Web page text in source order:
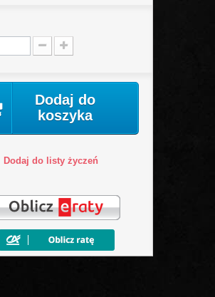
Dodaj do
koszyka
Dodaj do listy życzeń